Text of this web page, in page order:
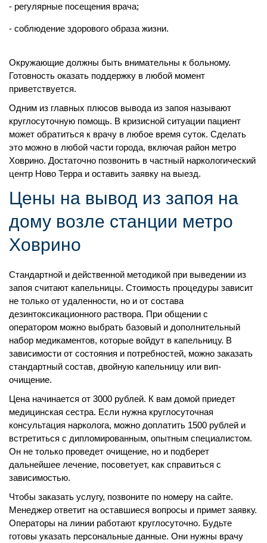
регулярные посещения врача;
соблюдение здорового образа жизни.
Окружающие должны быть внимательны к больному.
Готовность оказать поддержку в любой момент
приветствуется.
Одним из главных плюсов вывода из запоя называют
круглосуточную помощь. В кризисной ситуации пациент
может обратиться к врачу в любое время суток. Сделать
это можно в любой части города, включая район метро
Ховрино. Достаточно позвонить в частный наркологический
центр Ново Терра и оставить заявку на выезд.
Цены на вывод из запоя на
дому возле станции метро
Ховрино
Стандартной и действенной методикой при выведении из
запоя считают капельницы. Стоимость процедуры зависит
не только от удаленности, но и от состава
дезинтоксикационного раствора. При общении с
оператором можно выбрать базовый и дополнительный
набор медикаментов, которые войдут в капельницу. В
зависимости от состояния и потребностей, можно заказать
стандартный состав, двойную капельницу или вип-
очищение.
Цена начинается от 3000 рублей. К вам домой приедет
медицинская сестра. Если нужна круглосуточная
консультация нарколога, можно доплатить 1500 рублей и
встретиться с дипломированным, опытным специалистом.
Он не только проведет очищение, но и подберет
дальнейшее лечение, посоветует, как справиться с
зависимостью.
Чтобы заказать услугу, позвоните по номеру на сайте.
Менеджер ответит на оставшиеся вопросы и примет заявку.
Операторы на линии работают круглосуточно. Будьте
готовы указать персональные данные. Они нужны врачу